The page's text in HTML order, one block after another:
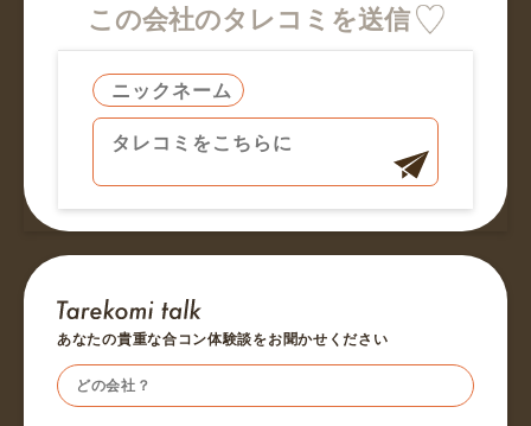
この会社のタレコミを送信
あなたの貴重な合コン体験談をお聞かせください